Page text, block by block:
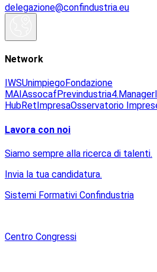
delegazione@confindustria.eu
Network
IWSUnimpiegoFondazione
MAI Assocaf Previndustria4.Manager
HubRetImpresaOsservatorio
Lavora con noi
Siamo sempre alla ricerca di talenti.
Invia la tua candidatura.
Sistemi Formativi Confindustria
Centro Congressi